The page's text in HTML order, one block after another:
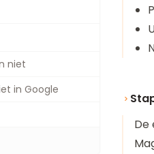
niet
in Google
De